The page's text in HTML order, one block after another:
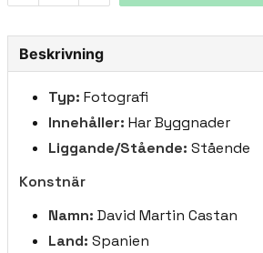
Beskrivning
Typ: Fotografi
Innehåller: Har Byggnader
Liggande/Stående: Stående
Konstnär
Namn: David Martin Castan
Land: Spanien